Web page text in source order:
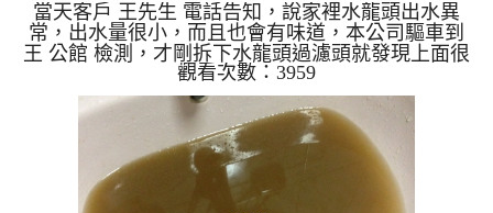
當天客戶 王先生 電話告知，說家裡水龍頭出水異
常，出水量很小，而且也會有味道，本公司驅車到
王 公館 檢測，才剛拆下水龍頭過濾頭就發現上面很
多異物在上面，本公司架設 管路清洗機 ，開始 清洗
水管 ，黃水及異物從水龍頭流出，而且還帶有小石
頭一直狂噴，如下圖及影片，客戶 王先生 看到都嚇
了一跳，水管宛如聚寶盆般的， 水管清洗 約兩個小
時後，出水不會再有髒東西掉出來了，王先生 可安
心用水了。 清洗水管, 水管清洗, 洗水管, 熱水管堵塞,
熱水忽冷忽熱 ...
觀看次數：3959